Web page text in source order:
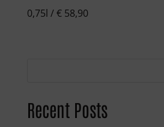
0,75l / € 58,90
Recent Posts